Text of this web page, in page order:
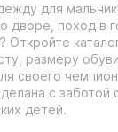
для
дворе, поход в
Откройте
размеру
своего
с заботой
детей.